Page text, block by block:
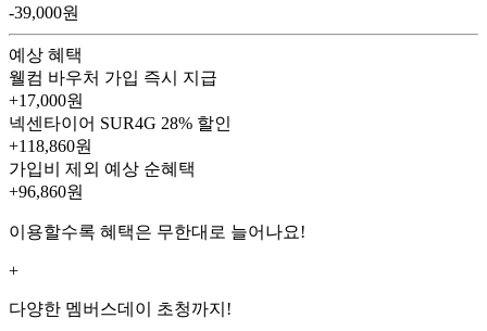
-39,000원
예상 혜택
웰컴 바우처 가입 즉시 지급
+17,000원
넥센타이어 SUR4G 28% 할인
+118,860원
가입비 제외 예상 순혜택
+96,860원
이용할수록 혜택은 무한대로 늘어나요!
+
다양한 멤버스데이 초청까지!